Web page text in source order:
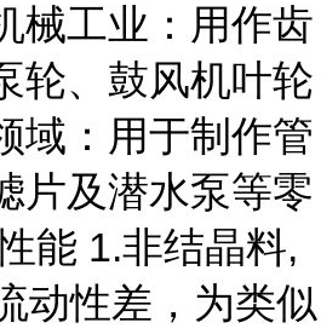
械工业：用作齿
轮、鼓风机叶轮
域：用于制作管
片及潜水泵等零
能 1.非结晶料,
动性差，为类似